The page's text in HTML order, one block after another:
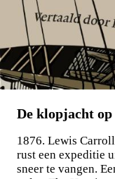
De klopjacht op
1876. Lewis
rust een expeditie
sneer te vangen.